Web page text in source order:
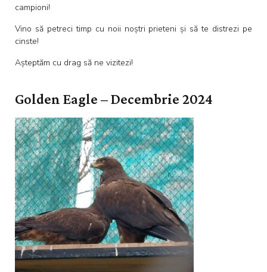
campioni!
Vino să petreci timp cu noii noștri prieteni și să te distrezi pe
cinste!
Așteptăm cu drag să ne vizitezi!
Golden Eagle – Decembrie 2024